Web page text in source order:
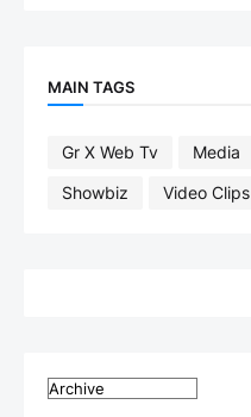
MAIN TAGS
Gr X Web Tv Media
Showbiz
Video Clips